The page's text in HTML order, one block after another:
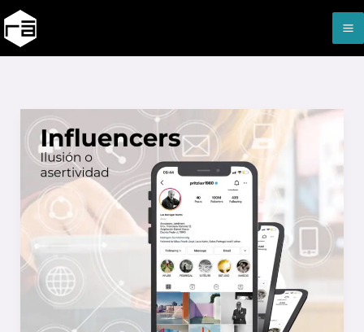
al
contenido
Influencers:
Ilusión
o
asertividad